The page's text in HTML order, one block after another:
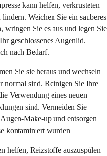
kann helfen, verkrusteten
Weichen Sie ein sauberes
wringen Sie es aus und legen Sie
geschlossenes Augenlid.
nach Bedarf.
Sie sie heraus und wechseln
normal sind. Reinigen Sie Ihre
Verwendung eines neuen
sind. Vermeiden Sie
Make-up und entsorgen
kontaminiert wurden.
helfen, Reizstoffe auszuspülen